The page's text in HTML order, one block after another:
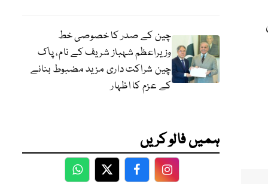
چین کے صدر کا خصوصی خط
وزیراعظم شہباز شریف کے نام، پاک
چین شراکت داری مزید مضبوط بنانے
کے عزم کا اظہار
ہمیں فالو کریں
WhatsApp
TwitterFacebookFacebook